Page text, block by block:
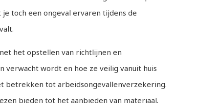
toch een ongeval ervaren tijdens de
het opstellen van richtlijnen en
wordt en hoe ze veilig vanuit huis
betrekken tot arbeidsongevallenverzekering.
bieden tot het aanbieden van materiaal.